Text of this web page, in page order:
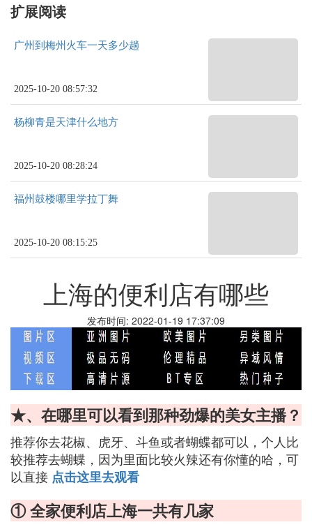
扩展阅读
广州到梅州火车一天多少趟
2025-10-20 08:57:32
杨柳青是天津什么地方
2025-10-20 08:28:24
福州鼓楼哪里学拉丁舞
2025-10-20 08:15:25
上海的便利店有哪些
发布时间: 2022-01-19 17:37:09
★、在哪里可以看到那种劲爆的美女主播？
推荐你去花椒、虎牙、斗鱼或者蝴蝶都可以，个人比
较推荐去蝴蝶，因为里面比较火辣还有你懂的哈，可
以直接 点击这里去观看
① 全家便利店上海一共有几家